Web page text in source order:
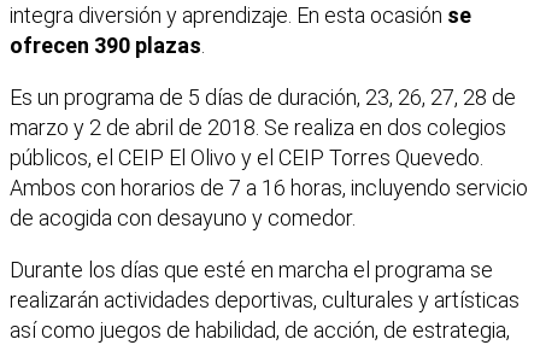
integra diversión y aprendizaje. En esta ocasión se
ofrecen 390 plazas.
Es un programa de 5 días de duración, 23, 26, 27, 28 de
marzo y 2 de abril de 2018. Se realiza en dos colegios
públicos, el CEIP El Olivo y el CEIP Torres Quevedo.
Ambos con horarios de 7 a 16 horas, incluyendo servicio
de acogida con desayuno y comedor.
Durante los días que esté en marcha el programa se
realizarán actividades deportivas, culturales y artísticas
así como juegos de habilidad, de acción, de estrategia,